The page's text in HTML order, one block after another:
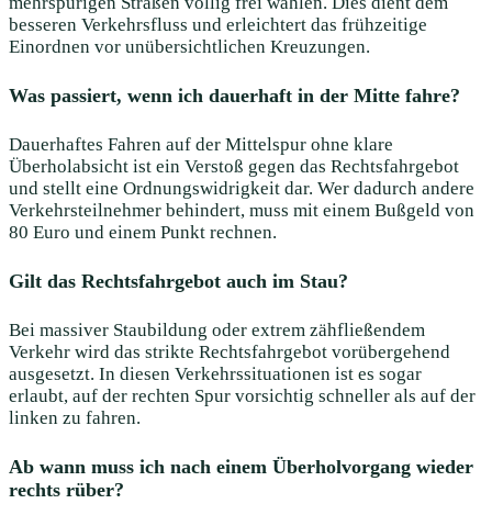
besseren Verkehrsfluss und erleichtert das frühzeitige
Einordnen vor unübersichtlichen Kreuzungen.
Was passiert, wenn ich dauerhaft in der Mitte fahre?
Dauerhaftes Fahren auf der Mittelspur ohne klare
Überholabsicht ist ein Verstoß gegen das Rechtsfahrgebot
und stellt eine Ordnungswidrigkeit dar. Wer dadurch andere
Verkehrsteilnehmer behindert, muss mit einem Bußgeld von
80 Euro und einem Punkt rechnen.
Gilt das Rechtsfahrgebot auch im Stau?
Bei massiver Staubildung oder extrem zähfließendem
Verkehr wird das strikte Rechtsfahrgebot vorübergehend
ausgesetzt. In diesen Verkehrssituationen ist es sogar
erlaubt, auf der rechten Spur vorsichtig schneller als auf der
linken zu fahren.
Ab wann muss ich nach einem Überholvorgang wieder
rechts rüber?